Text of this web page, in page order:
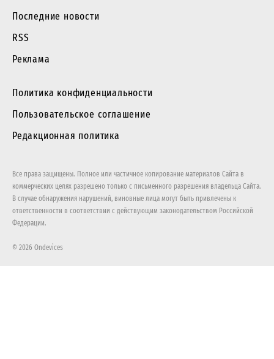
Последние новости
RSS
Реклама
Политика конфиденциальности
Пользовательское соглашение
Редакционная политика
Все права защищены. Полное или частичное копирование материалов Сайта в
коммерческих целях разрешено только с письменного разрешения владельца Сайта.
В случае обнаружения нарушений, виновные лица могут быть привлечены к
ответственности в соответствии с действующим законодательством Российской
Федерации.
© 2026 Ondevices